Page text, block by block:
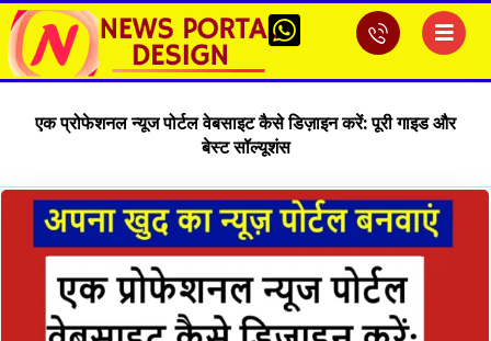
एक प्रोफेशनल न्यूज पोर्टल वेबसाइट कैसे डिज़ाइन करें: पूरी गाइड और
बेस्ट सॉल्यूशंस